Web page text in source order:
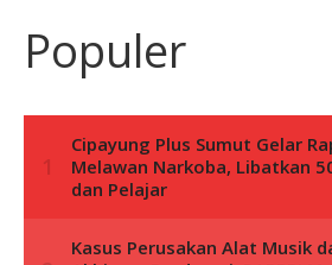
Populer